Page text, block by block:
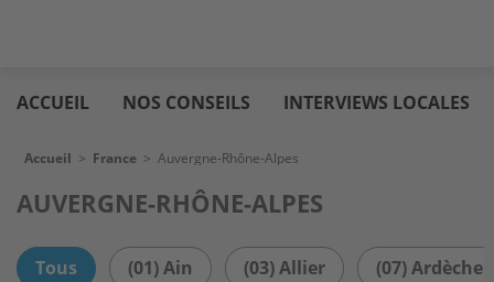
au
contenu
immo
ACCUEIL NOS CONSEILS INTERVIEWS LOCALES
Fil d'Ariane
Accueil > France > Auvergne-Rhône-Alpes
AUVERGNE-RHÔNE-ALPES
Tous (01) Ain (03) Allier (07) Ardèche